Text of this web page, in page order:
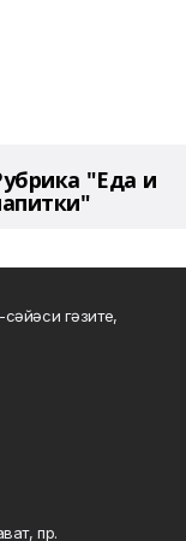
"Еда и
гәзите,
пр.